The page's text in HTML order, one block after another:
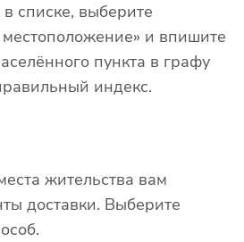
списке, выберите
и впишите
пункта в графу
индекс.
жительства вам
доставки. Выберите